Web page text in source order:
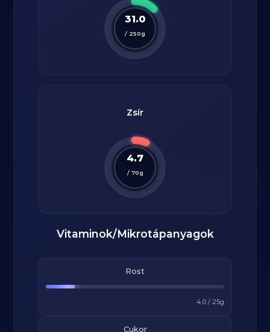
31.0
/ 250g
Zsír
4.7
/ 70g
Vitaminok/Mikrotápanyagok
Rost
4.0/ 25g
Cukor